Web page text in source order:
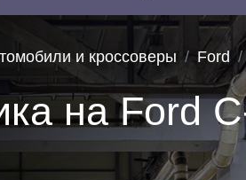
и кроссоверы
Ford
на Ford